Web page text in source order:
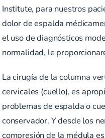
Institute, para nuestros
dolor de espalda
el uso de diagnósticos
normalidad, le
La cirugía de la columna
cervicales (cuello), es
problemas de espalda o
conservador. Y desde los
compresión de la médula